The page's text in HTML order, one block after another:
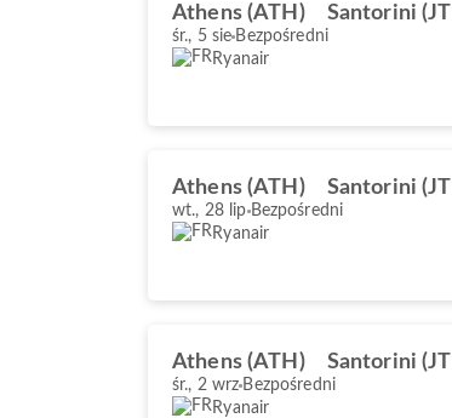
Athens (ATH) Santorini
śr., 5 sie Bezpośredni
Ryanair
Athens (ATH) Santorini
wt., 28 lip Bezpośredni
Ryanair
Athens (ATH) Santorini
śr., 2 wrz Bezpośredni
Ryanair